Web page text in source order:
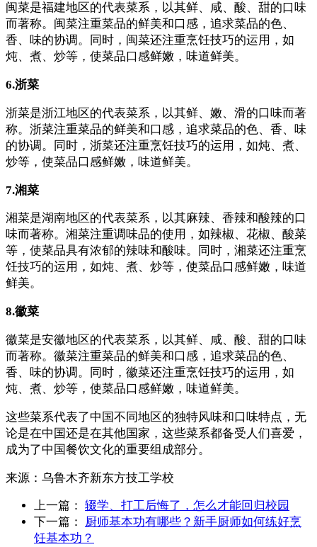
闽菜是福建地区的代表菜系，以其鲜、咸、酸、甜的口味
而著称。闽菜注重菜品的鲜美和口感，追求菜品的色、
香、味的协调。同时，闽菜还注重烹饪技巧的运用，如
炖、煮、炒等，使菜品口感鲜嫩，味道鲜美。
6.浙菜
浙菜是浙江地区的代表菜系，以其鲜、嫩、滑的口味而著
称。浙菜注重菜品的鲜美和口感，追求菜品的色、香、味
的协调。同时，浙菜还注重烹饪技巧的运用，如炖、煮、
炒等，使菜品口感鲜嫩，味道鲜美。
7.湘菜
湘菜是湖南地区的代表菜系，以其麻辣、香辣和酸辣的口
味而著称。湘菜注重调味品的使用，如辣椒、花椒、酸菜
等，使菜品具有浓郁的辣味和酸味。同时，湘菜还注重烹
饪技巧的运用，如炖、煮、炒等，使菜品口感鲜嫩，味道
鲜美。
8.徽菜
徽菜是安徽地区的代表菜系，以其鲜、咸、酸、甜的口味
而著称。徽菜注重菜品的鲜美和口感，追求菜品的色、
香、味的协调。同时，徽菜还注重烹饪技巧的运用，如
炖、煮、炒等，使菜品口感鲜嫩，味道鲜美。
这些菜系代表了中国不同地区的独特风味和口味特点，无
论是在中国还是在其他国家，这些菜系都备受人们喜爱，
成为了中国餐饮文化的重要组成部分。
来源： 乌鲁木齐新东方技工学校
上一篇： 辍学、打工后悔了，怎么才能回归校园
下一篇： 厨师基本功有哪些？新手厨师如何练好烹
饪基本功？